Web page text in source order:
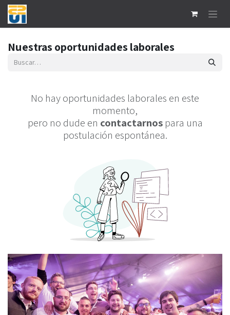
Ir al contenido
Nuestras oportunidades laborales
No hay oportunidades laborales en este
momento,
pero no dude en contactarnospara una
postulación espontánea.